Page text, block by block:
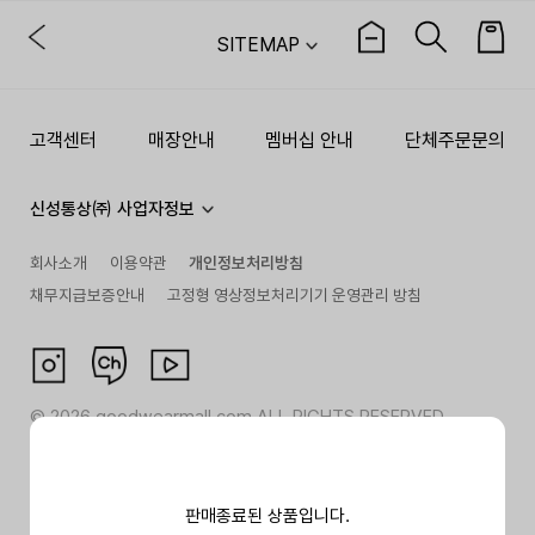
판매종료된 상품입니다.
SITEMAP
고객센터 매장안내 멤버십 안내 단체주문문의
신성통상㈜ 사업자정보
회사소개 이용약관
개인정보처리방침
채무지급보증안내
고정형 영상정보처리기기 운영관리 방침
©2026goodwearmall.com ALL RIGHTS RESERVED